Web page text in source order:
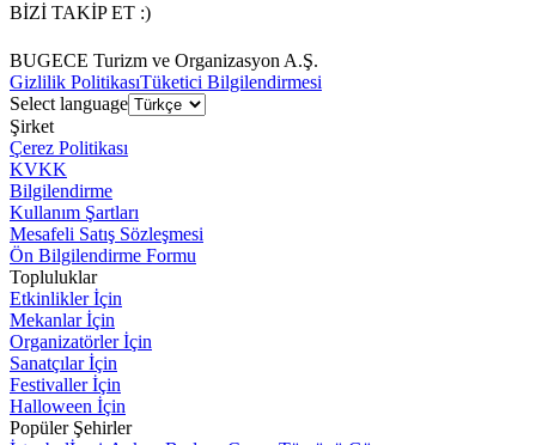
BİZİ TAKİP ET :)
BUGECE Turizm ve Organizasyon A.Ş.
Gizlilik PolitikasıTüketici Bilgilendirmesi
Select language
Şirket
Çerez Politikası
KVKK
Bilgilendirme
Kullanım Şartları
Mesafeli Satış Sözleşmesi
Ön Bilgilendirme Formu
Topluluklar
Etkinlikler İçin
Mekanlar İçin
Organizatörler İçin
Sanatçılar İçin
Festivaller İçin
Halloween İçin
Popüler Şehirler